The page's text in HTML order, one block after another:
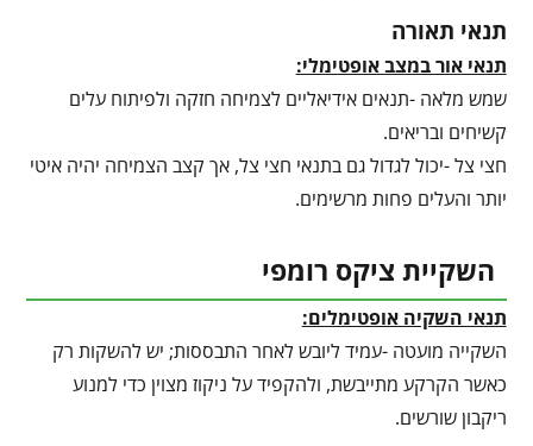
תנאי תאורה
תנאי אור במצב אופטימלי:
שמש מלאה -תנאים אידיאליים לצמיחה חזקה ולפיתוח עלים
קשיחים ובריאים.
חצי צל -יכול לגדול גם בתנאי חצי צל, אך קצב הצמיחה יהיה איטי
יותר והעלים פחות מרשימים.
השקיית ציקס רומפי
תנאי השקיה אופטימלים:
השקייה מועטה -עמיד ליובש לאחר התבססות; יש להשקות רק
כאשר הקרקע מתייבשת, ולהקפיד על ניקוז מצוין כדי למנוע
ריקבון שורשים.